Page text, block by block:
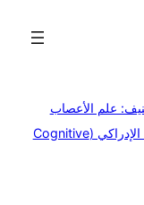
علم الأعصاب
التصنيف: علم الأعصاب الإدراكي (Cognitive